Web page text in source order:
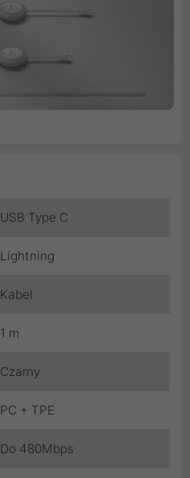
USB Type C
Lightning
Kabel
1 m
Czarny
PC + TPE
Do 480Mbps